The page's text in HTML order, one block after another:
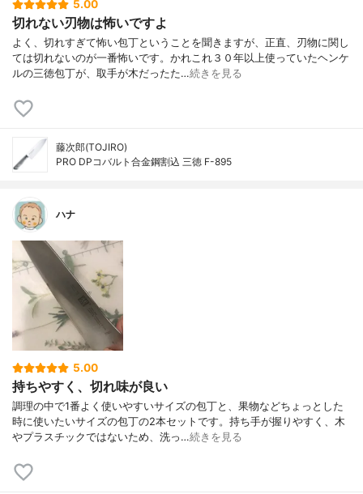
5.00
切れない刃物は怖いですよ
よく、切れすぎて怖い包丁ということを聞きますが、正直、刃物に関し
ては切れないのが一番怖いです。かれこれ３０年以上使っていたヘンケ
ルの三徳包丁が、取手が木だったた…続きを見る
藤次郎(TOJIRO)
PRO DPコバルト合金鋼割込 三徳 F-895
ハナ
5.00
持ちやすく、切れ味が良い
調理の中で1番よく使いやすいサイズの包丁と、果物などちょっとした
時に使いたいサイズの包丁の2本セットです。持ち手が握りやすく、木
やプラスチックではないため、洗っ…続きを見る